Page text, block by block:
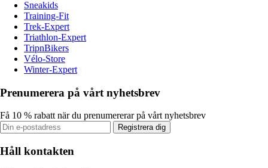
Sneakids
Training-Fit
Trek-Expert
Triathlon-Expert
TripnBikers
Vélo-Store
Winter-Expert
Prenumerera på vårt nyhetsbrev
Få 10 % rabatt när du prenumererar på vårt nyhetsbrev
Registrera dig
Håll kontakten